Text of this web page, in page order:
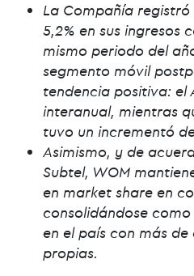
La Compañía
5,2% en sus ingresos
mismo periodo del
segmento móvil
tendencia positiva: el
interanual, mientras
tuvo un incrementó
Asimismo, y de
Subtel, WOM
en market share en
consolidándose
en el país con más
propias.